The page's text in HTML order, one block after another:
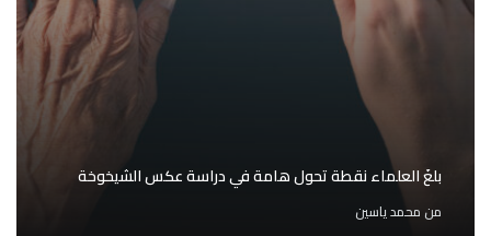
بلغَ العلماء نقطة تحول هامة في دراسة عكس الشيخوخة
من محمد ياسين